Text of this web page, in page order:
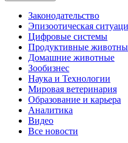
Законодательство
Эпизоотическая
Цифровые системы
Продуктивные
Домашние животные
Зообизнес
Наука и Технологии
Мировая ветеринария
Образование и карьера
Аналитика
Видео
Все новости